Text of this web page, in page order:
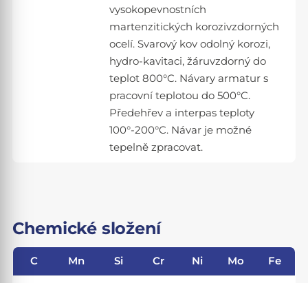
vysokopevnostních
martenzitických korozivzdorných
ocelí. Svarový kov odolný korozi,
hydro-kavitaci, žáruvzdorný do
teplot 800°C. Návary armatur s
pracovní teplotou do 500°C.
Předehřev a interpas teploty
100°-200°C. Návar je možné
tepelně zpracovat.
Chemické složení
C Mn Si Cr Ni Mo Fe